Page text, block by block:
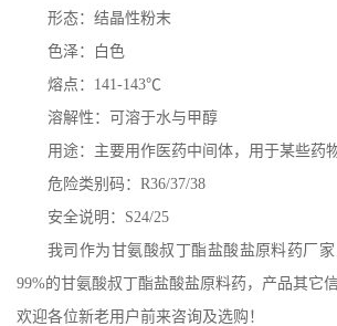
形态：结晶性粉末
色泽：白色
熔点： 141-143℃
溶解性：可溶于水与甲醇
用途：主要用作医药中间体，用于某些药
危险类别码： R36/37/38
安全说明： S24/25
我司作为甘氨酸叔丁酯盐酸盐原料药厂家
99%的甘氨酸叔丁酯盐酸盐原料药 ，产品其它
欢迎各位新老用户前来咨询及选购！